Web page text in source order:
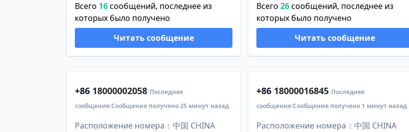
Всего 16сообщений, последнее из
которых было получено
Читать сообщение
Всего26сообщений, последнее из
которых было получено
Читать сообщение
+86 18000002058 Последнее
сообщение:Сообщение получено 25 минут назад
Расположение номера：中国 CHINA
+86 18000016845 Последнее
сообщение:Сообщение получено 1 минут назад
Расположение номера：中国 CHINA